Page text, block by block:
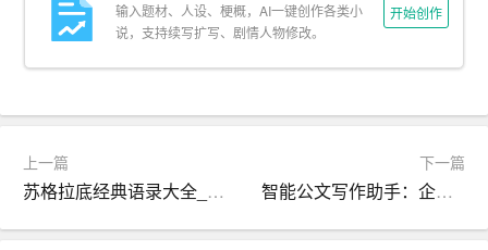
文学批评及文学创作本身都具有重要意义例如，利用AI重
现莎士比亚或简·奥斯汀的语言风格，不仅为文学研究提供
了新视角，也为现代作家提供了探索不同文学传统的工
三、效率提升与创作辅助
在创作效率方面，AI展现出了巨大的潜力对于需要大量调
研和文献综述的写作任务，AI可以快速整理信息、提炼要
输入题材、人设、梗概，AI一键创作各类小
说，支持续写扩写、剧情人物修改。
开始创作
上一篇
苏格拉底经典语录大全_经典语录
下一篇
智能公文写作助手：企事业单位的安全生产升级利器